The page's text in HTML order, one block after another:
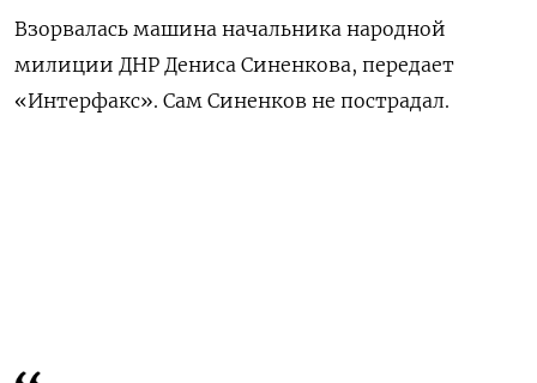
Взорвалась машина начальника народной
милиции ДНР Дениса Синенкова, передает
«Интерфакс». Сам Синенков не пострадал.